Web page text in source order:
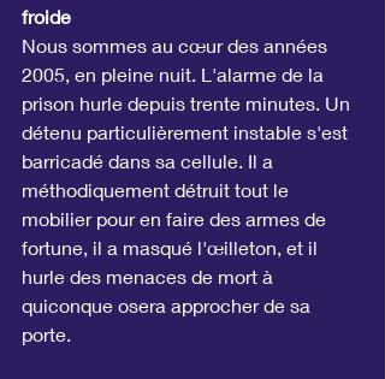
froide
Nous sommes au cœur des années
2005, en pleine nuit. L'alarme de la
prison hurle depuis trente minutes. Un
détenu particulièrement instable s'est
barricadé dans sa cellule. Il a
méthodiquement détruit tout le
mobilier pour en faire des armes de
fortune, il a masqué l'œilleton, et il
hurle des menaces de mort à
quiconque osera approcher de sa
porte.